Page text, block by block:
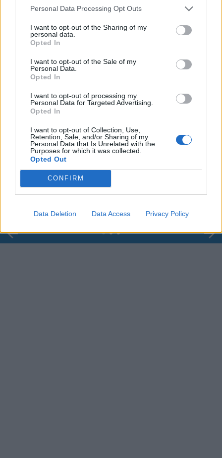
Personal Data Processing Opt Outs
I want to opt-out of the Sharing of my
personal data.
Opted In
I want to opt-out of the Sale of my
Personal Data.
Opted In
I want to opt-out of processing my
Personal Data for Targeted Advertising.
Opted In
I want to opt-out of Collection, Use,
Retention, Sale, and/or Sharing of my
Personal Data that Is Unrelated with the
Purposes for which it was collected.
Opted Out
CONFIRM
Data Deletion Data Access Privacy Policy
00:00
Leonardo Maria Del Vecchio dall'ex compagna